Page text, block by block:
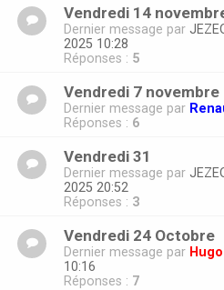
Vendredi 14
Dernier message par
2025 10:28
Réponses : 5
Vendredi 7 novembre
Dernier message par
Réponses : 6
Vendredi 31
Dernier message par
2025 20:52
Réponses : 3
Vendredi 24 Octobre
Dernier message par
10:16
Réponses : 7